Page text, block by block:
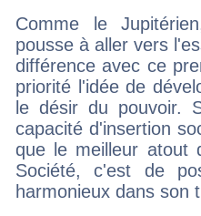
Comme le
pousse à aller vers
différence avec ce
priorité l'idée de
le désir du pouvoir.
capacité d'insertion
que le meilleur atout
Société, c'est de
harmonieux dans son